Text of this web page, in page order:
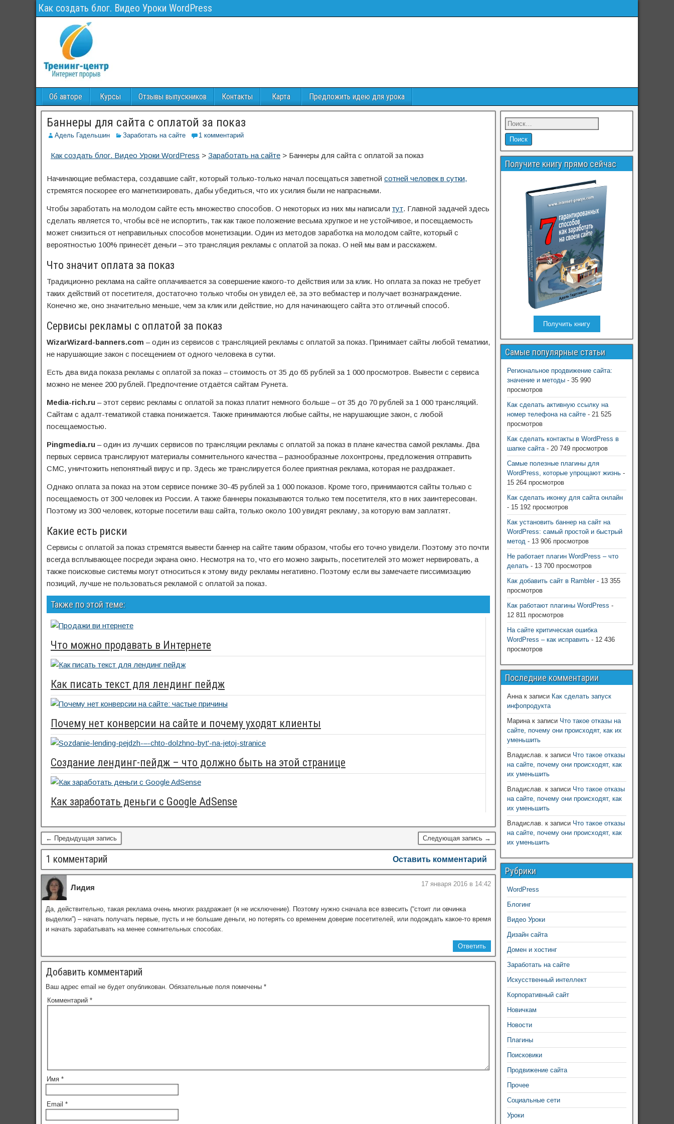
Как создать блог. Видео Уроки WordPress
Об авторе Курсы Отзывы выпускников Контакты Карта Предложить идею для урока
Баннеры для сайта с оплатой за показ
Адель Гадельшин Заработать на сайте 1 комментарий
Как создать блог. Видео Уроки WordPress > Заработать на сайте > Баннеры для сайта с оплатой за показ
Начинающие вебмастера, создавшие сайт, который только-только начал посещаться заветной сотней человек в сутки,
стремятся поскорее его магнетизировать, дабы убедиться, что их усилия были не напрасными.
Чтобы заработать на молодом сайте есть множество способов. О некоторых из них мы написали тут. Главной задачей здесь
сделать является то, чтобы всё не испортить, так как такое положение весьма хрупкое и не устойчивое, и посещаемость
может снизиться от неправильных способов монетизации. Один из методов заработка на молодом сайте, который с
вероятностью 100% принесёт деньги – это трансляция рекламы с оплатой за показ. О ней мы вам и расскажем.
Что значит оплата за показ
Традиционно реклама на сайте оплачивается за совершение какого-то действия или за клик. Но оплата за показ не требует
таких действий от посетителя, достаточно только чтобы он увидел её, за это вебмастер и получает вознаграждение.
Конечно же, оно значительно меньше, чем за клик или действие, но для начинающего сайта это отличный способ.
Сервисы рекламы с оплатой за показ
WizarWizard-banners.com – один из сервисов с трансляцией рекламы с оплатой за показ. Принимает сайты любой тематики,
не нарушающие закон с посещением от одного человека в сутки.
Есть два вида показа рекламы с оплатой за показ – стоимость от 35 до 65 рублей за 1 000 просмотров. Вывести с сервиса
можно не менее 200 рублей. Предпочтение отдаётся сайтам Рунета.
Media-rich.ru – этот сервис рекламы с оплатой за показ платит немного больше – от 35 до 70 рублей за 1 000 трансляций.
Сайтам с адалт-тематикой ставка понижается. Также принимаются любые сайты, не нарушающие закон, с любой
посещаемостью.
Pingmedia.ru – один из лучших сервисов по трансляции рекламы с оплатой за показ в плане качества самой рекламы. Два
первых сервиса транслируют материалы сомнительного качества – разнообразные лохонтроны, предложения отправить
СМС, уничтожить непонятный вирус и пр. Здесь же транслируется более приятная реклама, которая не раздражает.
Однако оплата за показ на этом сервисе пониже 30-45 рублей за 1 000 показов. Кроме того, принимаются сайты только с
посещаемость от 300 человек из России. А также баннеры показываются только тем посетителя, кто в них заинтересован.
Поэтому из 300 человек, которые посетили ваш сайта, только около 100 увидят рекламу, за которую вам заплатят.
Какие есть риски
Сервисы с оплатой за показ стремятся вывести баннер на сайте таким образом, чтобы его точно увидели. Поэтому это почти
всегда всплывающее посреди экрана окно. Несмотря на то, что его можно закрыть, посетителей это может нервировать, а
также поисковые системы могут относиться к этому виду рекламы негативно. Поэтому если вы замечаете писсимизацию
позиций, лучше не пользоваться рекламой с оплатой за показ.
Также по этой теме:
Что можно продавать в Интернете
Как писать текст для лендинг пейдж
Почему нет конверсии на сайте и почему уходят клиенты
Создание лендинг-пейдж – что должно быть на этой странице
Как заработать деньги с Google AdSense
← Предыдущая запись Следующая запись →
1 комментарий Оставить комментарий
Лидия 17 января 2016 в 14:42
Да, действительно, такая реклама очень многих раздражает (я не исключение). Поэтому нужно сначала все взвесить (“стоит ли овчинка
выделки”) – начать получать первые, пусть и не большие деньги, но потерять со временем доверие посетителей, или подождать какое-то время
и начать зарабатывать на менее сомнительных способах.
Ответить
Добавить комментарий
Ваш адрес email не будет опубликован. Обязательные поля помечены *
Комментарий *
Имя *
Email *
Получите книгу прямо сейчас
Получить книгу
Самые популярные статьи
Региональное продвижение сайта:
значение и методы - 35 990
просмотров
Как сделать активную ссылку на
номер телефона на сайте - 21 525
просмотров
Как сделать контакты в WordPress в
шапке сайта- 20 749 просмотров
Самые полезные плагины для
WordPress, которые упрощают жизнь -
15 264 просмотров
Как сделать иконку для сайта онлайн
- 15 192 просмотров
Как установить баннер на сайт на
WordPress: самый простой и быстрый
метод - 13 906 просмотров
Не работает плагин WordPress – что
делать - 13 700 просмотров
Как добавить сайт в Rambler- 13 355
просмотров
Как работают плагины WordPress -
12 811 просмотров
На сайте критическая ошибка
WordPress – как исправить - 12 436
просмотров
Последние комментарии
Аннак записи Как сделать запуск
инфопродукта
Маринак записи Что такое отказы на
сайте, почему они происходят, как их
уменьшить
Владислав. к записи Что такое отказы
на сайте, почему они происходят, как
их уменьшить
Владислав. к записи Что такое отказы
на сайте, почему они происходят, как
их уменьшить
Владислав. к записи Что такое отказы
на сайте, почему они происходят, как
их уменьшить
Рубрики
WordPress
Блогинг
Видео Уроки
Дизайн сайта
Домен и хостинг
Заработать на сайте
Искусственный интеллект
Корпоративный сайт
Новичкам
Новости
Плагины
Поисковики
Продвижение сайта
Прочее
Социальные сети
Уроки